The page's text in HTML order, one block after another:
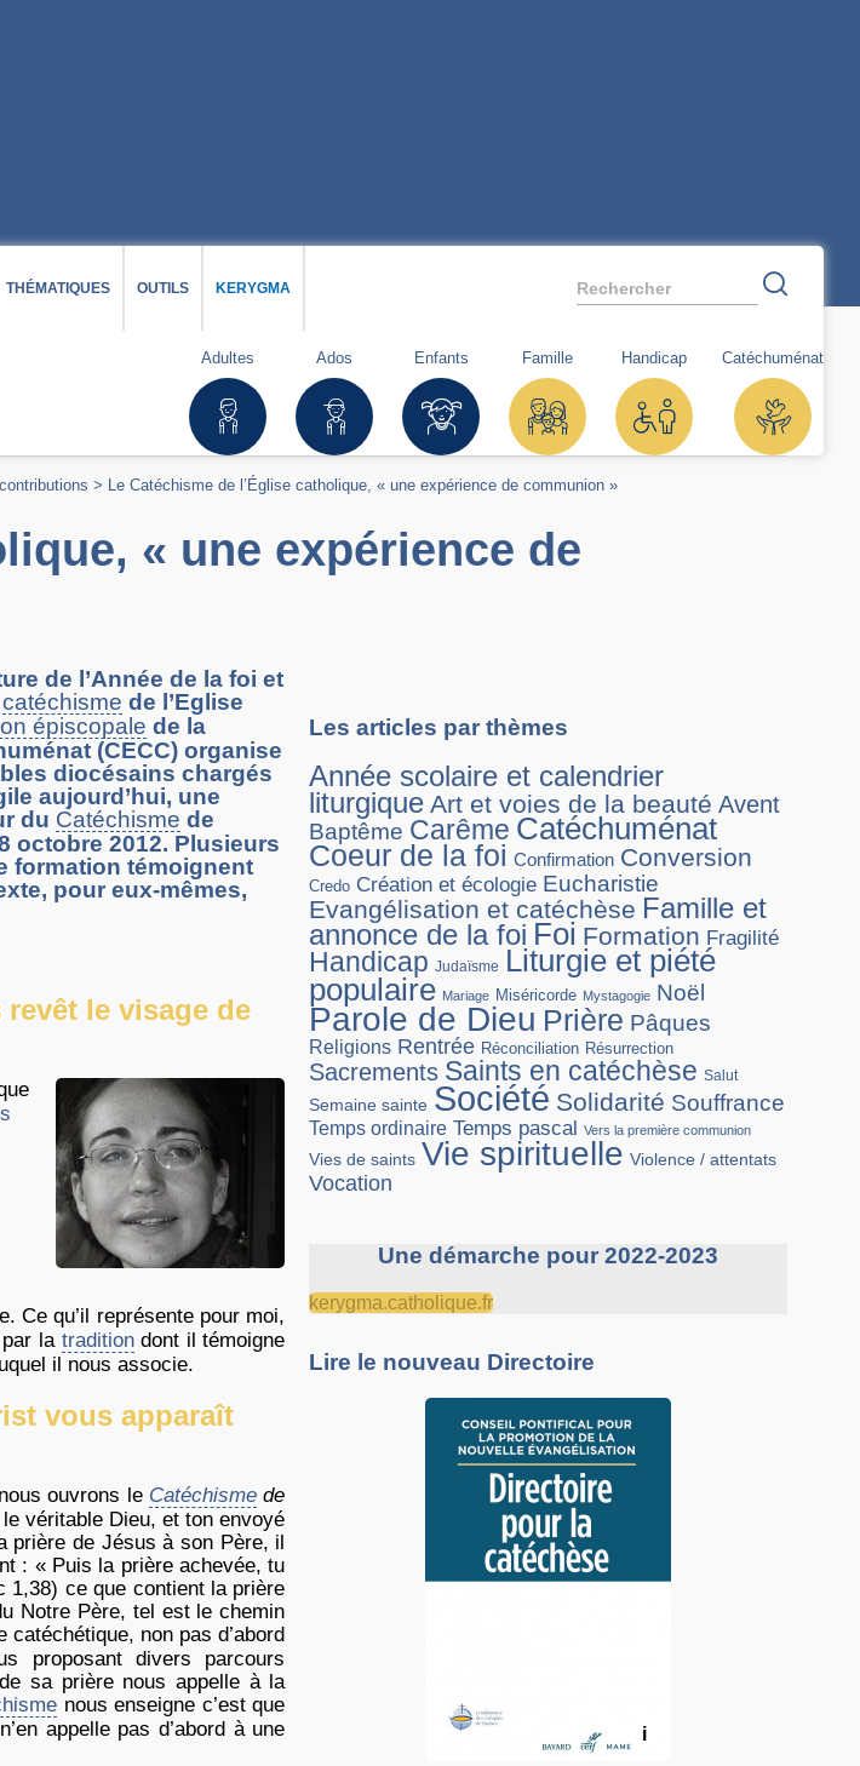
Rechercher
THÉMATIQUES OUTILS KERYGMA
Adultes Ados Enfants Famille Handicap Catéchuménat
> Le Catéchisme de l’Église catholique, « une expérience de communion »
« une expérience de
de l’Année de la foi et
catéchisme de l’Eglise
épiscopale de la
(CECC) organise
diocésains chargés
aujourd’hui, une
du Catéchisme de
octobre 2012. Plusieurs
formation témoignent
pour eux-mêmes,
le visage de
Ce qu’il représente pour moi,
la traditiondont il témoigne
il nous associe.
vous apparaît
ouvrons le Catéchismede
véritable Dieu, et ton envoyé
prière de Jésus à son Père, il
: « Puis la prière achevée, tu
1,38) ce que contient la prière
Notre Père, tel est le chemin
non pas d’abord
proposant divers parcours
sa prière nous appelle à la
nous enseigne c’est que
appelle pas d’abord à une
Les articles par thèmes
Année scolaire et calendrier
liturgique Art et voies de la beauté Avent
Baptême Carême Catéchuménat
Coeur de la foi Confirmation Conversion
Credo Création et écologie Eucharistie
Evangélisation et catéchèse Famille et
annonce de la foi Foi Formation Fragilité
Handicap Judaïsme Liturgie et piété
populaire Mariage Miséricorde Mystagogie Noël
Parole de Dieu Prière Pâques
Religions Rentrée Réconciliation Résurrection
Sacrements Saints en catéchèse Salut
Semaine sainte Société Solidarité Souffrance
Temps ordinaire Temps pascal Vers la première communion
Vies de saints Vie spirituelle Violence / attentats
Vocation
Une démarche pour 2022-2023
kerygma.catholique.fr
Lire le nouveau Directoire
i